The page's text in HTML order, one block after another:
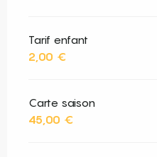
Tarif enfant
2,00 €
Carte saison
45,00 €